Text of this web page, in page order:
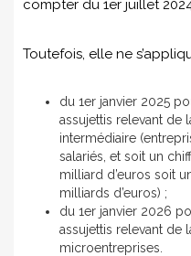
compter du 1er juillet
Toutefois, elle ne
du 1er janvier 2025
assujettis relevant de
intermédiaire
salariés, et soit un
milliard d’euros soit
milliards d’euros) ;
du 1er janvier 2026
assujettis relevant de
microentreprises.